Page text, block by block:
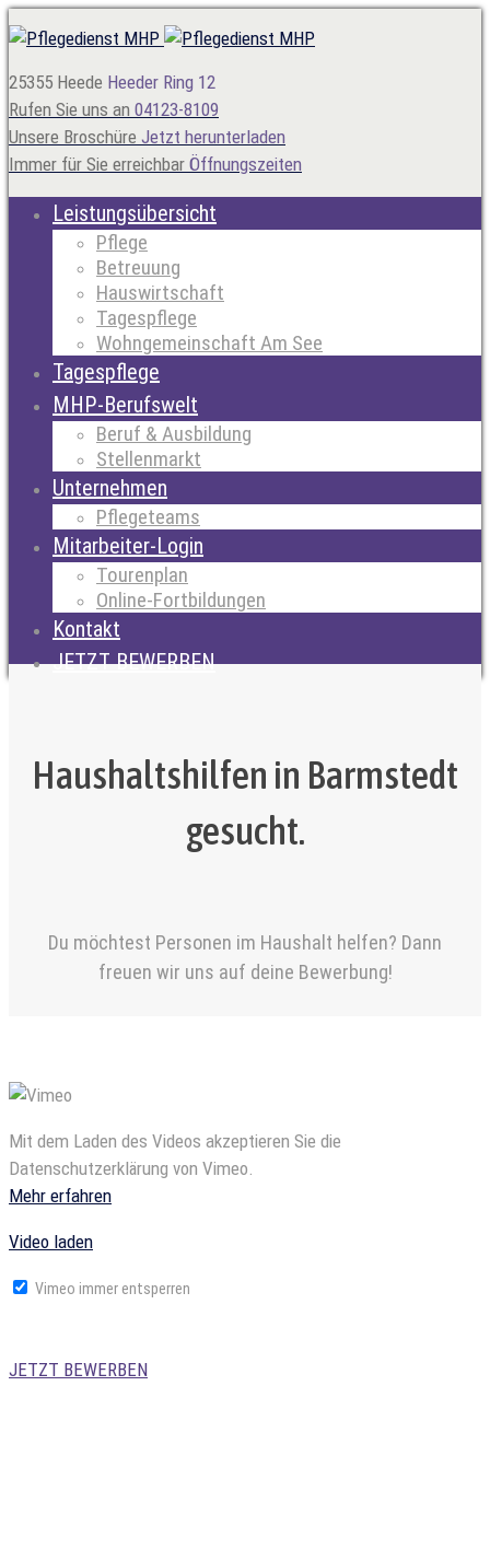
25355 Heede Heeder Ring 12
Rufen Sie uns an 04123-8109
Unsere Broschüre Jetzt herunterladen
Immer für Sie erreichbar Öffnungszeiten
Leistungsübersicht
Pflege
Betreuung
Hauswirtschaft
Tagespflege
Wohngemeinschaft Am See
Tagespflege
MHP-Berufswelt
Beruf & Ausbildung
Stellenmarkt
Unternehmen
Pflegeteams
Mitarbeiter-Login
Tourenplan
Online-Fortbildungen
Kontakt
JETZT BEWERBEN
Haushaltshilfen in Barmstedt
gesucht.
Du möchtest Personen im Haushalt helfen? Dann
freuen wir uns auf deine Bewerbung!
Mit dem Laden des Videos akzeptieren Sie die
Datenschutzerklärung von Vimeo.
Mehr erfahren
Video laden
Vimeo immer entsperren
JETZT BEWERBEN